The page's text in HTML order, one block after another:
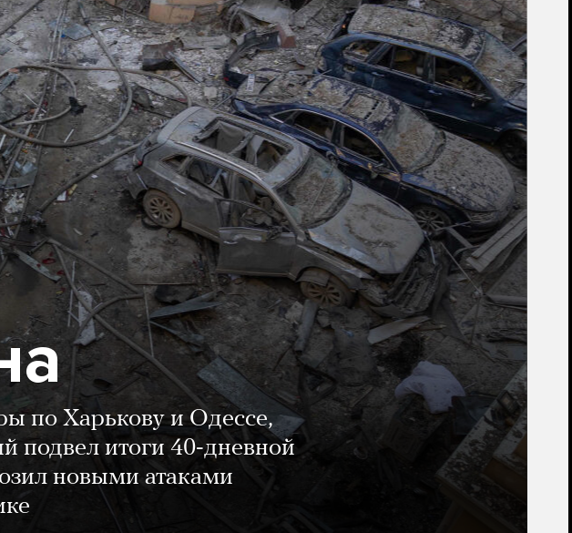
по Харькову и Одессе,
подвел итоги 40-дневной
новыми атаками